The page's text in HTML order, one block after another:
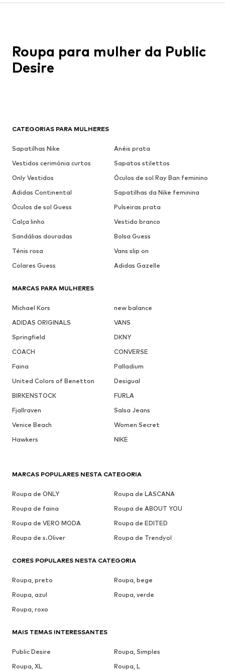
CATEGORIAS PARA MULHERES
Sapatilhas Nike
Anéis prata
Vestidos cerimónia curtos
Sapatos stilettos
Only Vestidos
Óculos de sol Ray Ban feminino
Adidas Continental
Sapatilhas da Nike feminina
Óculos de sol Guess
Pulseiras prata
Calça linho
Vestido branco
Sandálias douradas
Bolsa Guess
Ténis rosa
Vans slip on
Colares Guess
Adidas Gazelle
MARCAS PARA MULHERES
Michael Kors
new balance
ADIDAS ORIGINALS
VANS
Springfield
DKNY
COACH
CONVERSE
Faina
Palladium
United Colors of Benetton
Desigual
BIRKENSTOCK
FURLA
Fjallraven
Salsa Jeans
Venice Beach
Women Secret
Hawkers
NIKE
Roupa para mulher da Public
Desire
MARCAS POPULARES NESTA CATEGORIA
Roupa de ONLY
Roupa de LASCANA
Roupa de faina
Roupa de ABOUT YOU
Roupa de VERO MODA
Roupa de EDITED
Roupa de s.Oliver
Roupa de Trendyol
CORES POPULARES NESTA CATEGORIA
Roupa, preto
Roupa, bege
Roupa, azul
Roupa, verde
Roupa, roxo
MAIS TEMAS INTERESSANTES
Public Desire
Roupa, Simples
Roupa, XL
Roupa, L